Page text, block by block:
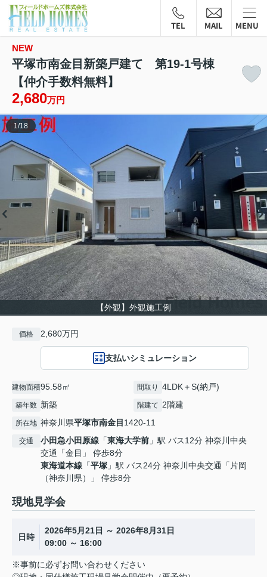
TEL MAIL MENU
NEW
平塚市南金目新築戸建て 第19-1号棟
【仲介手数料無料】
2,680万円
【外観】外観施工例
1/18
価格 2,680万円
支払いシミュレーション
建物面積95.58㎡ 間取り 4LDK＋S(納戸)
築年数 新築 階建て 2階建
所在地 神奈川県平塚市南金目 1420-11
交通 小田急小田原線 「東海大学前 」駅 バス12分 神奈川中央
交通「金目」 停歩8分
東海道本線 「平塚 」駅 バス24分 神奈川中央交通「片岡
（神奈川県）」 停歩8分
現地見学会
日時
2026年5月21日 ～ 2026年8月31日
09:00 ～ 16:00
※事前に必ずお問い合わせください